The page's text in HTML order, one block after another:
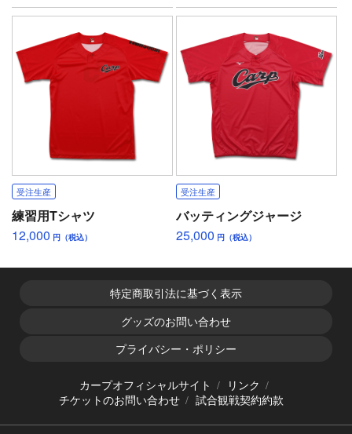
受注生産
練習用Tシャツ
12,000 円（税込）
受注生産
バッティングジャージ
25,000 円（税込）
特定商取引法に基づく表示
グッズのお問い合わせ
プライバシー・ポリシー
カープオフィシャルサイト
リンク
チケットのお問い合わせ
試合観戦契約約款